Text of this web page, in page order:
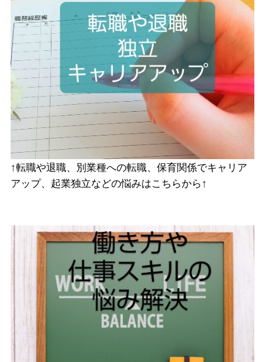
↑転職や退職、別業種への転職、保育関係でキャリア
アップ、起業独立などの悩みはこちらから↑